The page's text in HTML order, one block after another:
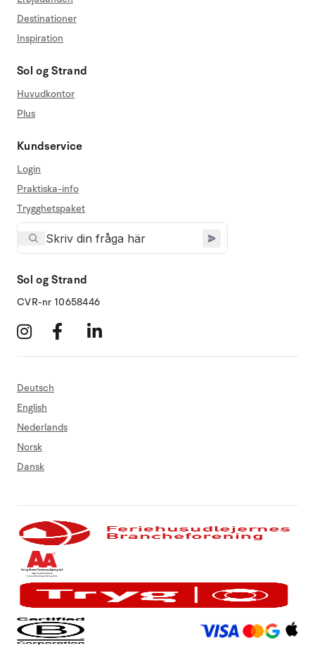
Destinationer
Inspiration
Sol og Strand
Huvudkontor
Plus
Kundservice
Login
Praktiska-info
Trygghetspaket
Sol og Strand
CVR-nr 10658446
Deutsch
English
Nederlands
Norsk
Dansk